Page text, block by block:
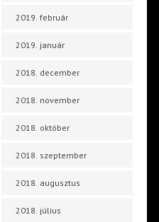
2019. február
2019. január
2018. december
2018. november
2018. október
2018. szeptember
2018. augusztus
2018. július